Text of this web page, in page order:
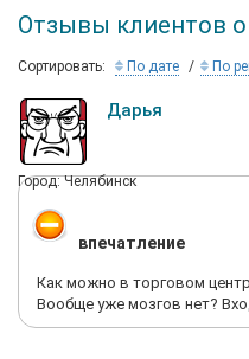
Отзывы клиентов
Сортировать: По дате По
Дарья
Город: Челябинск
впечатление
Как можно в торговом
Вообще уже мозгов нет?